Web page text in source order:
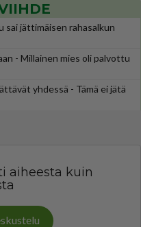
sai jättimäisen rahasalkun
- Millainen mies oli palvottu
yhdessä - Tämä ei jätä
aiheesta kuin